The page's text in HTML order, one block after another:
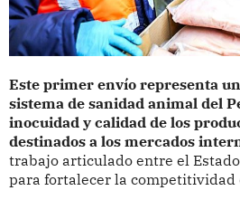
Este primer envío representa
sistema de sanidad animal del
inocuidad y calidad de los
destinados a los mercados
trabajo articulado entre el
para fortalecer la competitividad